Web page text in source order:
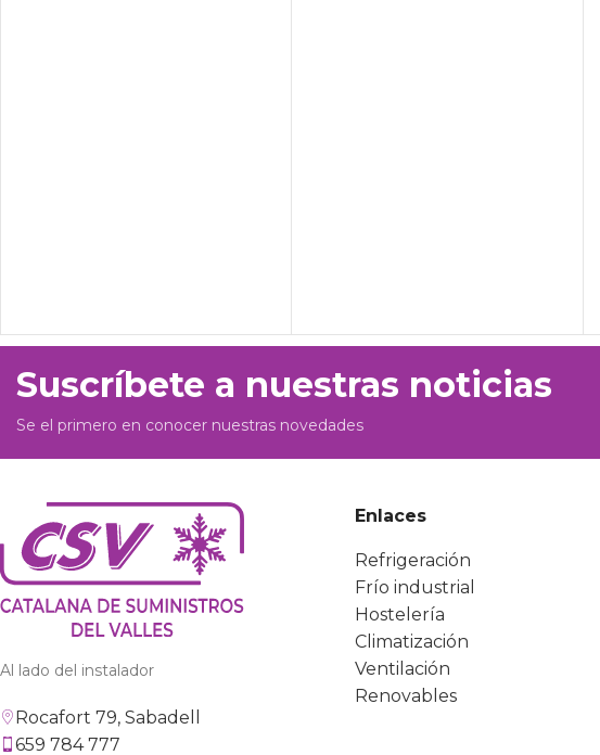
Suscríbete a nuestras noticias
Se el primero en conocer nuestras novedades
Al lado del instalador
Rocafort 79, Sabadell
659 784 777
Enlaces
Refrigeración
Frío industrial
Hostelería
Climatización
Ventilación
Renovables